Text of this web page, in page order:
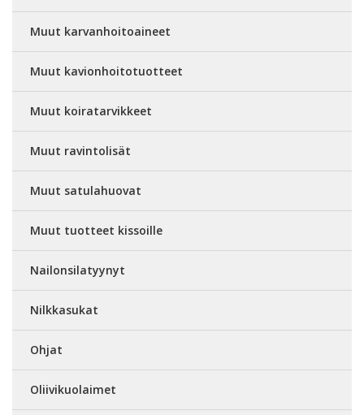
Muut karvanhoitoaineet
Muut kavionhoitotuotteet
Muut koiratarvikkeet
Muut ravintolisät
Muut satulahuovat
Muut tuotteet kissoille
Nailonsilatyynyt
Nilkkasukat
Ohjat
Oliivikuolaimet